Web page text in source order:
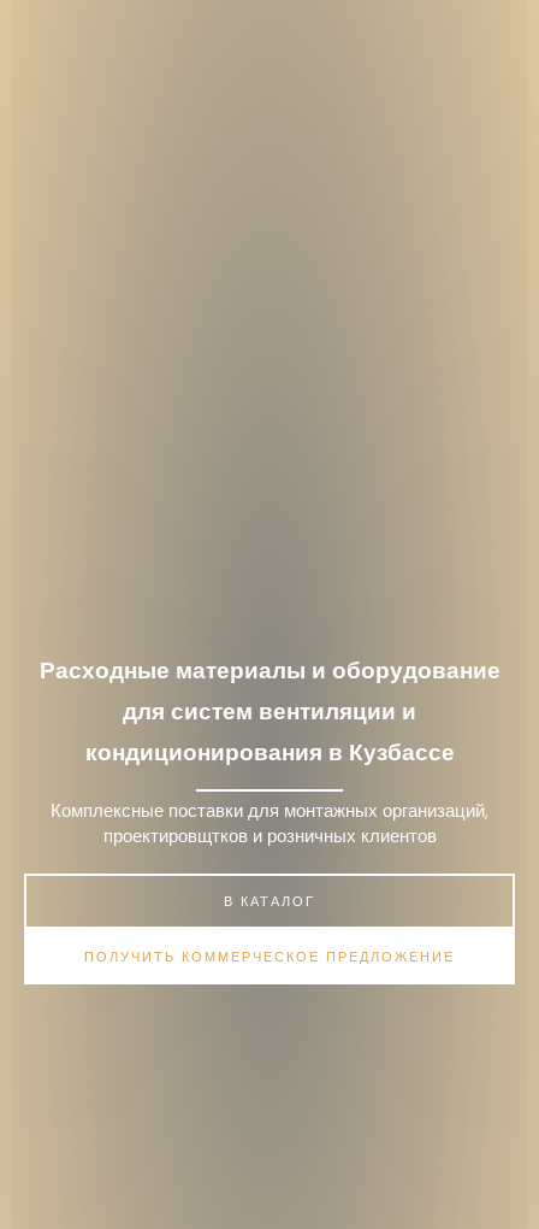
Расходные материалы и оборудование
для систем вентиляции и
кондиционирования в Кузбассе
Комплексные поставки для монтажных организаций,
проектировщтков и розничных клиентов
В КАТАЛОГ
ПОЛУЧИТЬ КОММЕРЧЕСКОЕ ПРЕДЛОЖЕНИЕ